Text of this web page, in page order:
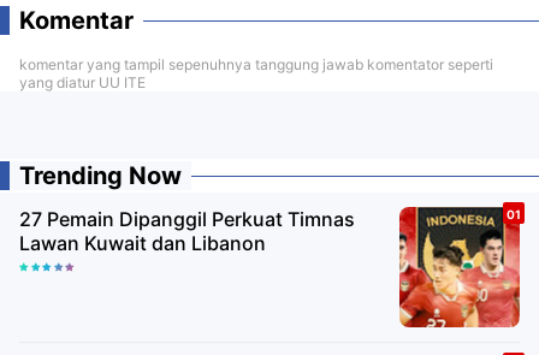
Komentar
komentar yang tampil sepenuhnya tanggung jawab komentator seperti
yang diatur UU ITE
Trending Now
27 Pemain Dipanggil Perkuat Timnas
Lawan Kuwait dan Libanon